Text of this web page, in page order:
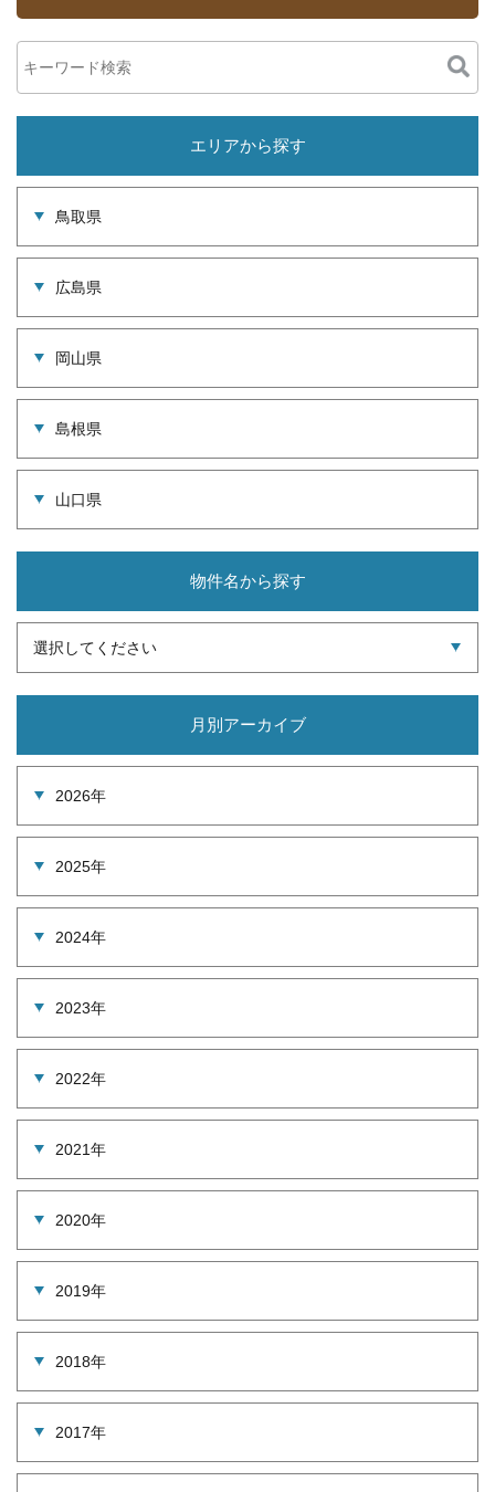
エリアから探す
鳥取県
広島県
岡山県
島根県
山口県
物件名から探す
選択してください
月別アーカイブ
2026年
2025年
2024年
2023年
2022年
2021年
2020年
2019年
2018年
2017年